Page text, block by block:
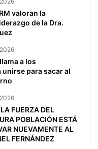
valoran la
de la Dra.
a los
para sacar al
FUERZA DEL
POBLACIÓN ESTÁ
NUEVAMENTE AL
FERNÁNDEZ